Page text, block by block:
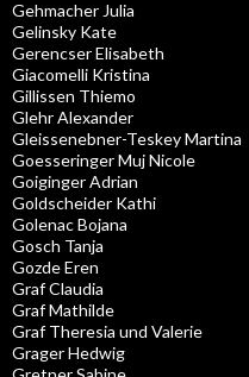
Gehmacher Julia
Gelinsky Kate
Gerencser Elisabeth
Giacomelli Kristina
Gillissen Thiemo
Glehr Alexander
Gleissenebner-Teskey Martina
Goesseringer Muj Nicole
Goiginger Adrian
Goldscheider Kathi
Golenac Bojana
Gosch Tanja
Gozde Eren
Graf Claudia
Graf Mathilde
Graf Theresia und Valerie
Grager Hedwig